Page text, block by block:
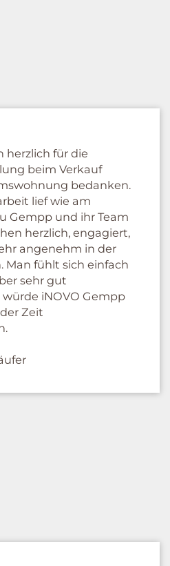
herzlich für die
beim Verkauf
bedanken.
lief wie am
Gempp und ihr Team
herzlich, engagiert,
angenehm in der
Man fühlt sich einfach
sehr gut
iNOVO Gempp
Zeit